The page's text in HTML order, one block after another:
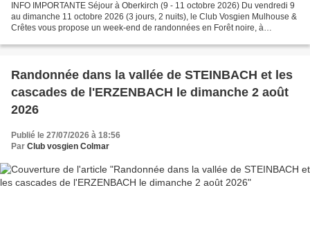
INFO IMPORTANTE Séjour à Oberkirch (9 - 11 octobre 2026) Du vendredi 9
au dimanche 11 octobre 2026 (3 jours, 2 nuits), le Club Vosgien Mulhouse &
Crêtes vous propose un week-end de randonnées en Forêt noire, à
Randonnée dans la vallée de STEINBACH et les
cascades de l'ERZENBACH le dimanche 2 août
2026
Publié le 27/07/2026 à 18:56
Par Club vosgien Colmar